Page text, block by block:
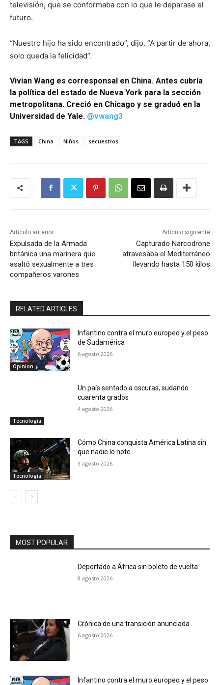
televisión, que se conformaba con lo que le deparase el
futuro.
“Nuestro hijo ha sido encontrado”, dijo. “A partir de ahora,
solo queda la felicidad”.
Vivian Wang es corresponsal en China. Antes cubría
la política del estado de Nueva York para la sección
metropolitana. Creció en Chicago y se graduó en la
Universidad de Yale. @vwang3
TAGS China Niños secuestros
Artículo anterior
Expulsada de la Armada
británica una marinera que
asaltó sexualmente a tres
compañeros varones
Artículo siguiente
Capturado Narcodrone
atravesaba el Mediterráneo
llevando hasta 150 kilos
RELATED ARTICLES
Opinion
Infantino contra el muro europeo y el peso
de Sudamérica
6 agosto 2026
Tecnología
Un país sentado a oscuras, sudando
cuarenta grados
4 agosto 2026
Tecnología
Cómo China conquista América Latina sin
que nadie lo note
3 agosto 2026
MOST POPULAR
Deportado a África sin boleto de vuelta
8 agosto 2026
Crónica de una transición anunciada
6 agosto 2026
Infantino contra el muro europeo y el peso